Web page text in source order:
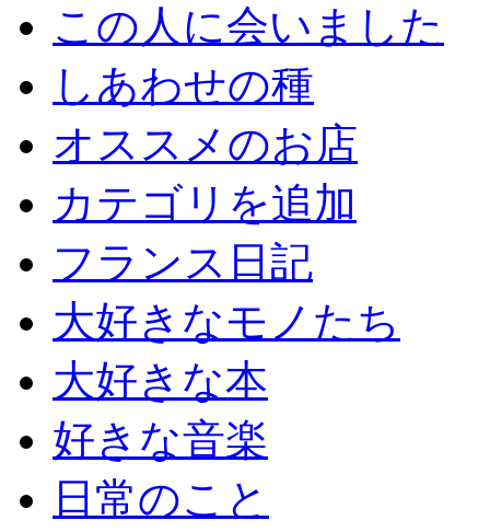
この人に会いました
しあわせの種
オススメのお店
カテゴリを追加
フランス日記
大好きなモノたち
大好きな本
好きな音楽
日常のこと